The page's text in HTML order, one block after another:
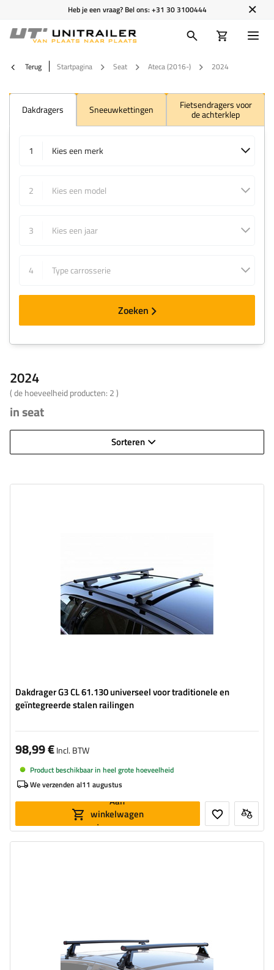
Heb je een vraag? Bel ons:+31 30 3100444
Terug Startpagina Seat Ateca (2016-) 2024
Dakdragers Sneeuwkettingen Fietsendragers voor
de achterklep
1 Kies een merk
2 Kies een model
3 Kies een jaar
4 Type carrosserie
Zoeken
2024
( de hoeveelheid producten: 2)
in seat
Sorteren
Dakdrager G3 CL 61.130 universeel voor traditionele en
geïntegreerde stalen railingen
98,99 €Incl. BTW
Product beschikbaar in heel grote hoeveelheid
We verzenden al11 augustus
Aan
winkelwagen
toevoegen